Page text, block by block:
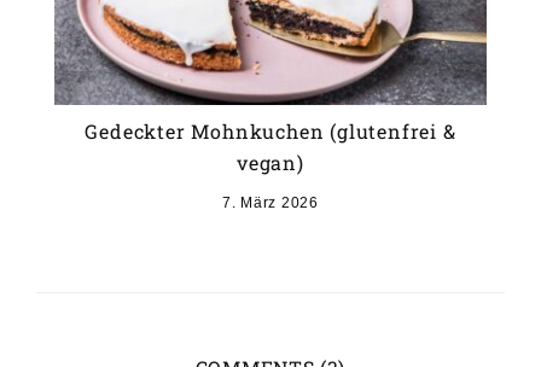
Gedeckter Mohnkuchen (glutenfrei &
vegan)
7. März 2026